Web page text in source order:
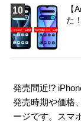
10
【
た
発売間近!?
発売時期や価格
ージです。スマ